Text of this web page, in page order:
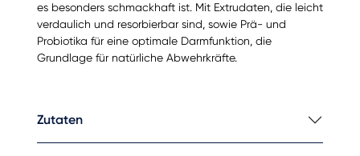
es besonders schmackhaft ist. Mit Extrudaten, die leicht
verdaulich und resorbierbar sind, sowie Prä- und
Probiotika für eine optimale Darmfunktion, die
Grundlage für natürliche Abwehrkräfte.
Zutaten